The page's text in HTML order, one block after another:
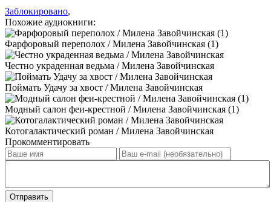
Заблокировано,
Похожие аудиокниги:
Фарфоровый переполох / Милена Завойчинская (1)
Честно украденная ведьма / Милена Завойчинская
Поймать Удачу за хвост / Милена Завойчинская
Модный салон феи-крестной / Милена Завойчинская (1)
Котогалактический роман / Милена Завойчинская
Прокомментировать
Отправить